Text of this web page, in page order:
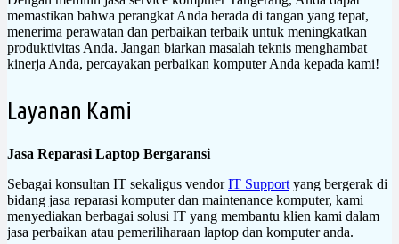
memastikan bahwa perangkat Anda berada di tangan yang tepat,
menerima perawatan dan perbaikan terbaik untuk meningkatkan
produktivitas Anda. Jangan biarkan masalah teknis menghambat
kinerja Anda, percayakan perbaikan komputer Anda kepada kami!
Layanan Kami
Jasa Reparasi Laptop Bergaransi
Sebagai konsultan IT sekaligus vendorIT Supportyang bergerak di
bidang jasa reparasi komputer dan maintenance komputer, kami
menyediakan berbagai solusi IT yang membantu klien kami dalam
jasa perbaikan atau pemeriliharaan laptop dan komputer anda.